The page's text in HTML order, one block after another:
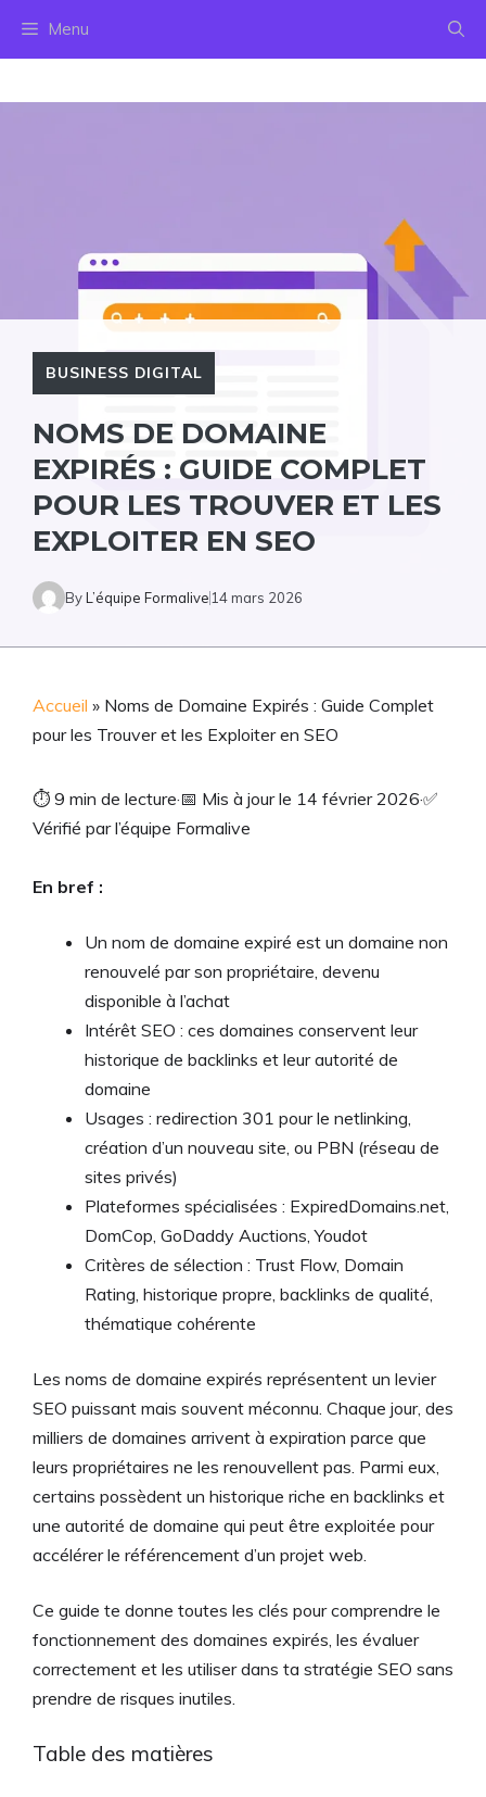
Menu
BUSINESS DIGITAL
NOMS DE DOMAINE
EXPIRÉS : GUIDE COMPLET
POUR LES TROUVER ET LES
EXPLOITER EN SEO
ByL’équipe Formalive 14 mars 2026
Accueil » Noms de Domaine Expirés : Guide Complet
pour les Trouver et les Exploiter en SEO
⏱ 9 min de lecture·📅 Mis à jour le 14 février 2026·✅
Vérifié par l’équipe Formalive
En bref :
Un nom de domaine expiré est un domaine non
renouvelé par son propriétaire, devenu
disponible à l’achat
Intérêt SEO : ces domaines conservent leur
historique de backlinks et leur autorité de
domaine
Usages : redirection 301 pour le netlinking,
création d’un nouveau site, ou PBN (réseau de
sites privés)
Plateformes spécialisées : ExpiredDomains.net,
DomCop, GoDaddy Auctions, Youdot
Critères de sélection : Trust Flow, Domain
Rating, historique propre, backlinks de qualité,
thématique cohérente
Les noms de domaine expirés représentent un levier
SEO puissant mais souvent méconnu. Chaque jour, des
milliers de domaines arrivent à expiration parce que
leurs propriétaires ne les renouvellent pas. Parmi eux,
certains possèdent un historique riche en backlinks et
une autorité de domaine qui peut être exploitée pour
accélérer le référencement d’un projet web.
Ce guide te donne toutes les clés pour comprendre le
fonctionnement des domaines expirés, les évaluer
correctement et les utiliser dans ta stratégie SEO sans
prendre de risques inutiles.
Table des matières